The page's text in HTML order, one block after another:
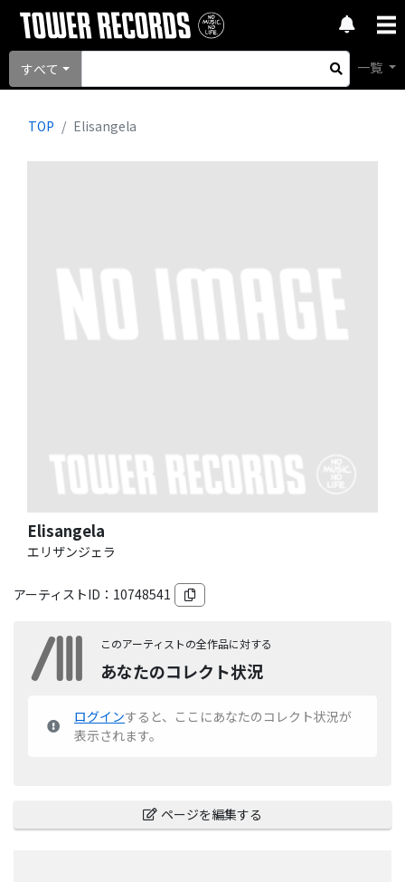
すべて 一覧
TOP Elisangela
Elisangela
エリザンジェラ
アーティストID： 10748541
このアーティストの全作品に対する
あなたのコレクト状況
ログインすると、ここにあなたのコレクト状況が
表示されます。
ページを編集する